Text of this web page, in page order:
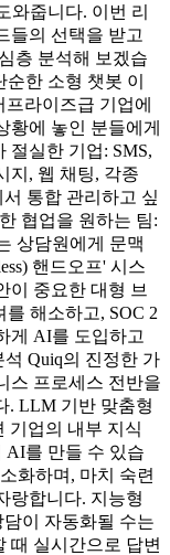
와줍니다. 이번 리
들의 선택을 받고
층 분석해 보겠습
한 소형 챗봇 이
라이즈급 기업에
황에 놓인 분들에게
절실한 기업: SMS,
지, 웹 채팅, 각종
통합 관리하고 싶
협업을 원하는 팀:
상담원에게 문맥
핸드오프' 시스
이 중요한 대형 브
해소하고, SOC 2
게 AI를 도입하고
Quiq의 진정한 가
스 프로세스 전반을
. LLM 기반 맞춤형
기업의 내부 지식
AI를 만들 수 있습
화하며, 마치 숙련
랑합니다. 지능형
담이 자동화될 수는
때 실시간으로 답변